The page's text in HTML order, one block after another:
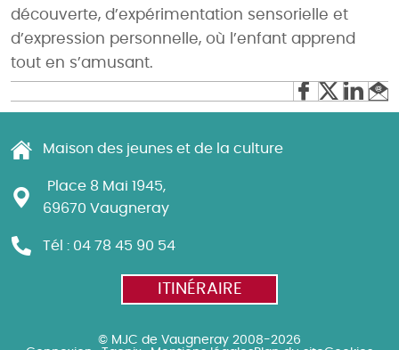
découverte, d’expérimentation sensorielle et
d’expression personnelle, où l’enfant apprend
tout en s’amusant.
Maison des jeunes et de la culture
Place 8 Mai 1945,
69670 Vaugneray
Tél : 04 78 45 90 54
ITINÉRAIRE
© MJC de Vaugneray 2008-2026